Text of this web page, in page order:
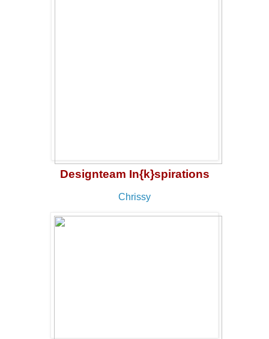
Designteam In{k}spirations
Chrissy